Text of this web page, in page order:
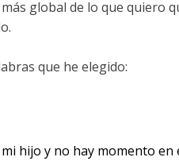
global de lo que quiero
que he elegido:
hijo y no hay momento